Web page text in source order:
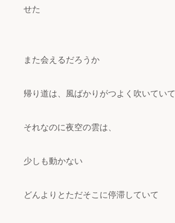
せた
また会えるだろうか
帰り道は、風ばかりがつよく吹いていて
それなのに夜空の雲は、
少しも動かない
どんよりとただそこに停滞していて